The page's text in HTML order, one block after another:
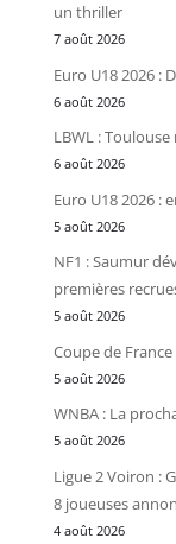
un thriller
7 août 2026
Euro U18 2026 :
6 août 2026
LBWL :
6 août 2026
Euro U18 2026 :
5 août 2026
NF1 : Saumur
premières
5 août 2026
Coupe de
5 août 2026
WNBA : La
5 août 2026
Ligue 2 Voiron :
8 joueuses
4 août 2026